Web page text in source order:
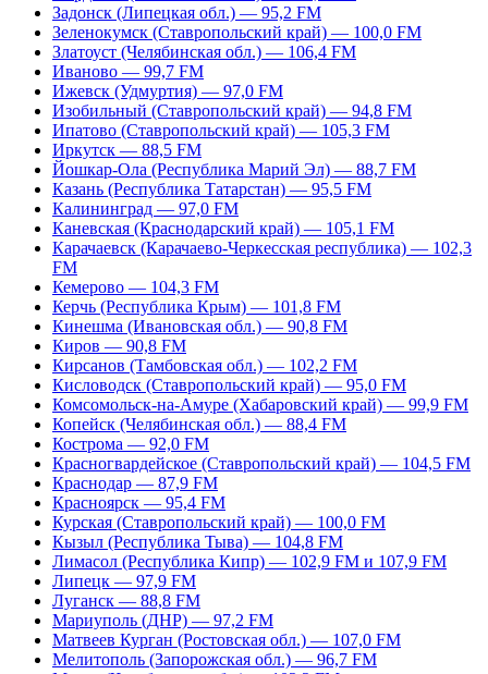
Задонск (Липецкая обл.) — 95,2 FM
Зеленокумск (Ставропольский край) — 100,0 FM
Златоуст (Челябинская обл.) — 106,4 FM
Иваново — 99,7 FM
Ижевск (Удмуртия) — 97,0 FM
Изобильный (Ставропольский край) — 94,8 FM
Ипатово (Ставропольский край) — 105,3 FM
Иркутск — 88,5 FM
Йошкар-Ола (Республика Марий Эл) — 88,7 FM
Казань (Республика Татарстан) — 95,5 FM
Калининград — 97,0 FM
Каневская (Краснодарский край) — 105,1 FM
Карачаевск (Карачаево-Черкесская республика) — 102,3
FM
Кемерово — 104,3 FM
Керчь (Республика Крым) — 101,8 FM
Кинешма (Ивановская обл.) — 90,8 FM
Киров — 90,8 FM
Кирсанов (Тамбовская обл.) — 102,2 FM
Кисловодск (Ставропольский край) — 95,0 FM
Комсомольск-на-Амуре (Хабаровский край) — 99,9 FM
Копейск (Челябинская обл.) — 88,4 FM
Кострома — 92,0 FM
Красногвардейское (Ставропольский край) — 104,5 FM
Краснодар — 87,9 FM
Красноярск — 95,4 FM
Курская (Ставропольский край) — 100,0 FM
Кызыл (Республика Тыва) — 104,8 FM
Лимасол (Республика Кипр) — 102,9 FM и 107,9 FM
Липецк — 97,9 FM
Луганск — 88,8 FM
Мариуполь (ДНР) — 97,2 FM
Матвеев Курган (Ростовская обл.) — 107,0 FM
Мелитополь (Запорожская обл.) — 96,7 FM